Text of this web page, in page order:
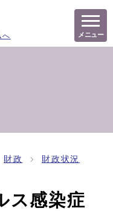
へ メニュー
財政 財政状況
ス感染症